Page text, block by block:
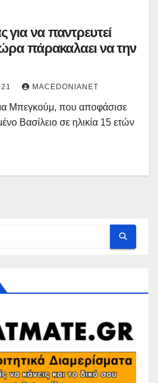
για να παντρευτεί
πάρακαλαει να την
MACEDONIANET
Μπεγκούμ, που αποφάσισε
Βασίλειο σε ηλικία 15 ετών